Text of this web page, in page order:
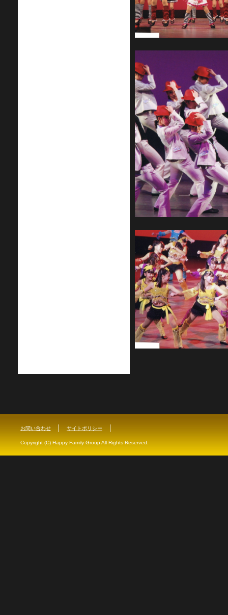
お問い合わせ サイトポリシー
Copyright (C) Happy Family Group All Rights Reserved.